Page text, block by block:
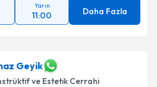
Yarın
11:00 Daha Fazla
Geyik
ve Estetik Cerrahi